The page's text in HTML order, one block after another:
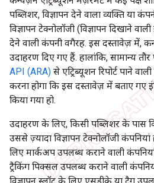
पब्लिशर, विज्ञापन देने वाला व्यक्ति या
विज्ञापन टेक्नोलॉजी (विज्ञापन दिखाने
देने वाली कंपनी वगैरह. इस दस्तावेज़ में,
उदाहरण दिए गए हैं. हालांकि, सामान्य तौर
API (ARA) से एट्रिब्यूशन रिपोर्ट पाने
करना होगा कि इस दस्तावेज़ में बताए गए
किया गया हो.
उदाहरण के लिए, किसी पब्लिशर के पास
उससे ज़्यादा विज्ञापन टेक्नोलॉजी
लिए मार्कअप उपलब्ध कराने वाली
ट्रैकिंग पिक्सल उपलब्ध कराने वाली
विज्ञापन स्लॉट के लिए एसडीके या टैग